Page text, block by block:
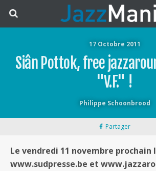
17 Octobre 2011
Siân Pottok, free
"V.F." !
Philippe Schoonbrood
Partager
Le vendredi 11 novembre prochain
www.sudpresse.be et